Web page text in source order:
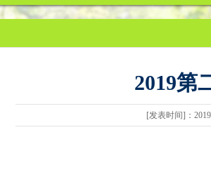
2019第
[发表时间]：